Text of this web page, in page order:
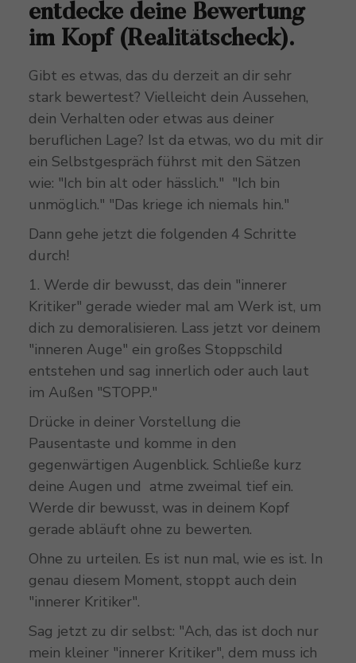
entdecke deine Bewertung
im Kopf (Realitätscheck).
Gibt es etwas, das du derzeit an dir sehr
stark bewertest? Vielleicht dein Aussehen,
dein Verhalten oder etwas aus deiner
beruflichen Lage? Ist da etwas, wo du mit dir
ein Selbstgespräch führst mit den Sätzen
wie: "Ich bin alt oder hässlich." "Ich bin
unmöglich." "Das kriege ich niemals hin."
Dann gehe jetzt die folgenden 4 Schritte
durch!
1. Werde dir bewusst, das dein "innerer
Kritiker" gerade wieder mal am Werk ist, um
dich zu demoralisieren. Lass jetzt vor deinem
"inneren Auge" ein großes Stoppschild
entstehen und sag innerlich oder auch laut
im Außen "STOPP."
Drücke in deiner Vorstellung die
Pausentaste und komme in den
gegenwärtigen Augenblick. Schließe kurz
deine Augen und atme zweimal tief ein.
Werde dir bewusst, was in deinem Kopf
gerade abläuft ohne zu bewerten.
Ohne zu urteilen. Es ist nun mal, wie es ist. In
genau diesem Moment, stoppt auch dein
"innerer Kritiker".
Sag jetzt zu dir selbst: "Ach, das ist doch nur
mein kleiner "innerer Kritiker", dem muss ich